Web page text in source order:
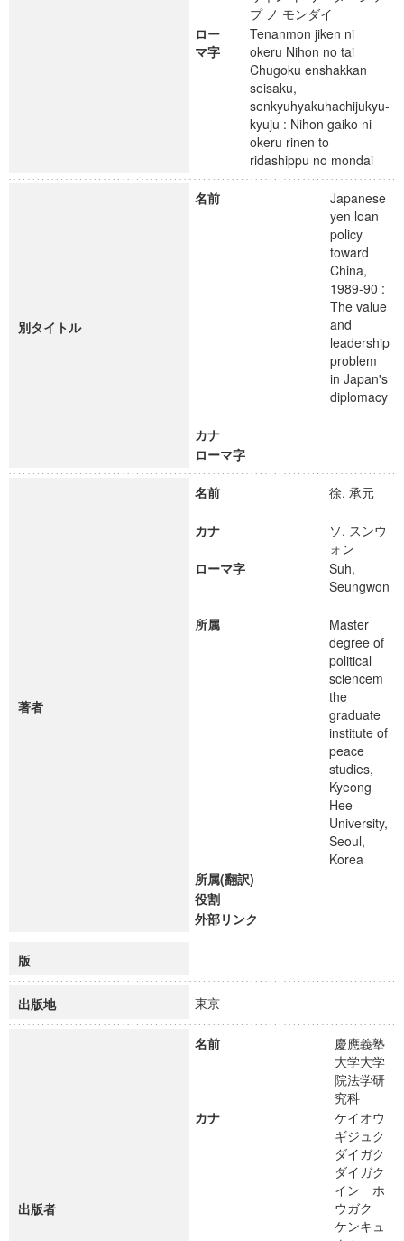
プ ノ モンダイ
ロー
マ字
Tenanmon jiken ni
okeru Nihon no tai
Chugoku enshakkan
seisaku,
senkyuhyakuhachijukyu-
kyuju : Nihon gaiko ni
okeru rinen to
ridashippu no mondai
別タイトル
名前
Japanese
yen loan
policy
toward
China,
1989-90 :
The value
and
leadership
problem
in Japan's
diplomacy
カナ
ローマ字
著者
名前 徐, 承元
カナ
ソ, スンウ
ォン
ローマ字
Suh,
Seungwon
所属
Master
degree of
political
sciencem
the
graduate
institute of
peace
studies,
Kyeong
Hee
University,
Seoul,
Korea
所属(翻訳)
役割
外部リンク
版
出版地 東京
出版者
名前
慶應義塾
大学大学
院法学研
究科
カナ
ケイオウ
ギジュク
ダイガク
ダイガク
イン ホ
ウガク
ケンキュ